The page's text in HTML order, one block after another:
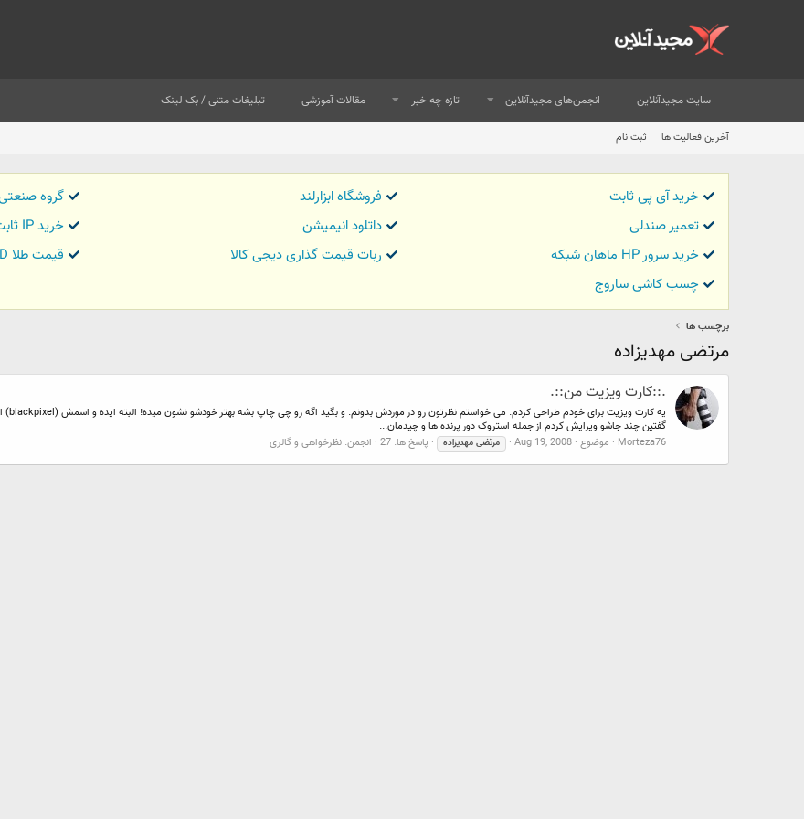
سایت مجیدآنلاین انجمن‌های مجیدآنلاین تازه چه خبر مقالات آموزشی تبلیغات متنی / بک لینک
آخرین فعالیت ها ثبت نام
خرید آی پی ثابت فروشگاه ابزارلند
گروه
تعمیر صندلی
داتلود انیمیشن
خرید IP ثابت کاور تریدر
خرید سرور HP ماهان شبکه
ربات قیمت گذاری دیجی کالا
قیمت طلا GOLD
چسب کاشی ساروج
برچسب ها
مرتضی مهدیزاده
.::کارت ویزیت من::.
گفتین چند جاشو ویرایش کردم از جمله استروک دور پرنده ها و چیدمان...
Morteza76
موضوع Aug 19, 2008 مرتضی مهدیزاده پاسخ ها: 27 انجمن: نظرخواهی و گالری